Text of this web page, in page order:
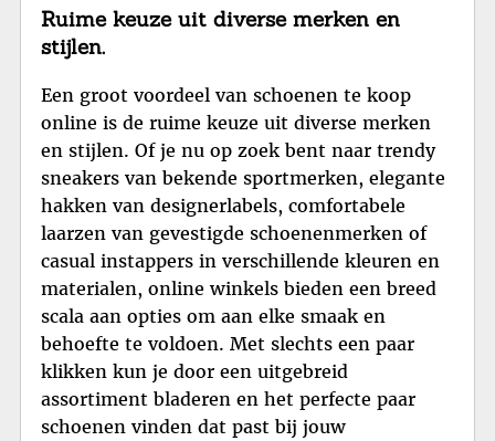
Ruime keuze uit diverse merken en
stijlen.
Een groot voordeel van schoenen te koop
online is de ruime keuze uit diverse merken
en stijlen. Of je nu op zoek bent naar trendy
sneakers van bekende sportmerken, elegante
hakken van designerlabels, comfortabele
laarzen van gevestigde schoenenmerken of
casual instappers in verschillende kleuren en
materialen, online winkels bieden een breed
scala aan opties om aan elke smaak en
behoefte te voldoen. Met slechts een paar
klikken kun je door een uitgebreid
assortiment bladeren en het perfecte paar
schoenen vinden dat past bij jouw